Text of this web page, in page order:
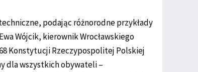
podając różnorodne przykłady
Wójcik, kierownik Wrocławskiego
Konstytucji Rzeczypospolitej Polskiej
dla wszystkich obywateli –